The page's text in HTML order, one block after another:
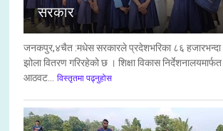
सरकार
जनकपुर,४चैत :मधेस सरकारले प्रदेशभरिका ८६ हजारभन्दा
झोला वितरण गरिरहेको छ । शिक्षा विकास निर्देशनालयमार्फत
आठवट...
विस्तृतमा पढ्नुहोस